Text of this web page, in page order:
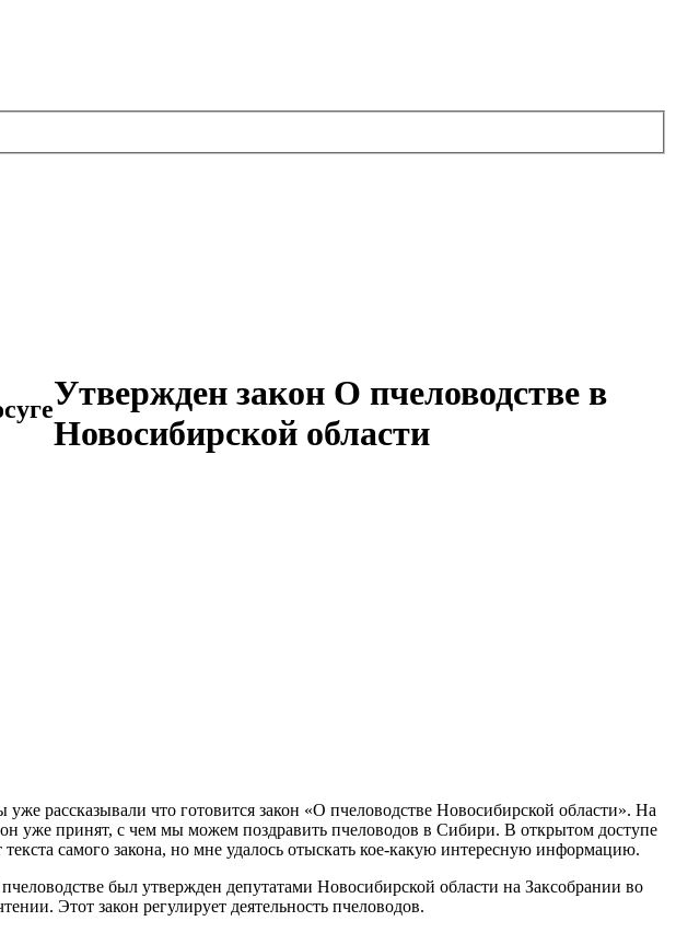
Утвержден закон О пчеловодстве в
Новосибирской области
уже рассказывали что готовится закон «О пчеловодстве Новосибирской области». На
он уже принят, с чем мы можем поздравить пчеловодов в Сибири. В открытом доступе
текста самого закона, но мне удалось отыскать кое-какую интересную информацию.
был утвержден депутатами Новосибирской области на Заксобрании во
Этот закон регулирует деятельность пчеловодов.